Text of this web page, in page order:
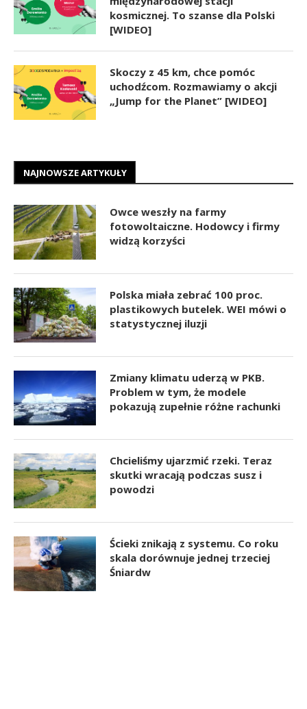
kosmicznej. To szanse dla Polski
[WIDEO]
Skoczy z 45 km, chce pomóc
uchodźcom. Rozmawiamy o akcji
„Jump for the Planet” [WIDEO]
NAJNOWSZE ARTYKUŁY
Owce weszły na farmy
fotowoltaiczne. Hodowcy i firmy
widzą korzyści
Polska miała zebrać 100 proc.
plastikowych butelek. WEI mówi o
statystycznej iluzji
Zmiany klimatu uderzą w PKB.
Problem w tym, że modele
pokazują zupełnie różne rachunki
Chcieliśmy ujarzmić rzeki. Teraz
skutki wracają podczas susz i
powodzi
Ścieki znikają z systemu. Co roku
skala dorównuje jednej trzeciej
Śniardw